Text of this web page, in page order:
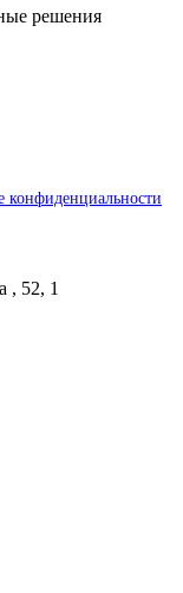
решения
конфиденциальности
, 52, 1